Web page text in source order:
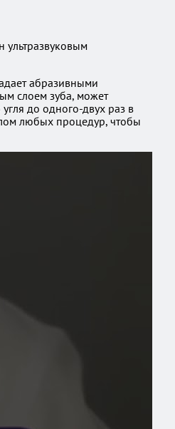
ультразвуковым
абразивными
слоем зуба, может
до одного-двух раз в
любых процедур, чтобы